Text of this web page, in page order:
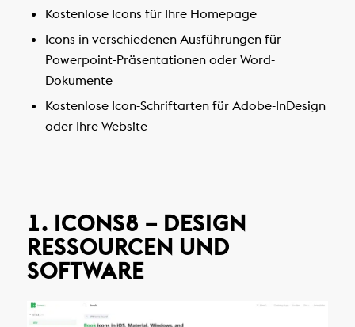
Kostenlose Icons für Ihre Homepage
Icons in verschiedenen Ausführungen für
Powerpoint-Präsentationen oder Word-
Dokumente
Kostenlose Icon-Schriftarten für Adobe-InDesign
oder Ihre Website
1. ICONS8 – DESIGN
RESSOURCEN UND
SOFTWARE